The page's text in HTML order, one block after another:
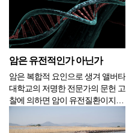
을 잤음에도 불구하고 피곤한 기운
이 남아 있다면 전날 과음이나 흡
연 또는 과식을 했기 때문에 간에
서 제대로 된 해독을 하지 못해서
그럴 수 있으며, 손발...
암은 유전적인가 아닌가
암은 복합적 요인으로 생겨 앨버타
대학교의 저명한 전문가의 문헌 고
찰에 의하면 암이 유전질환이지만
뿐이고 그래서 연구가들은 환경 요